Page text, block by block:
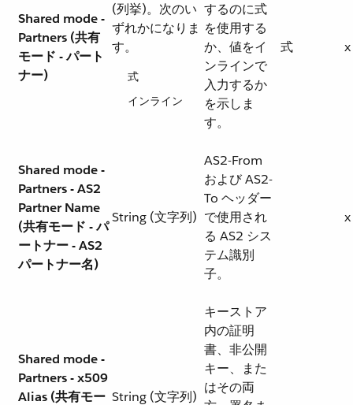
Shared mode -
Partners (共有
モード - パート
ナー)
(列挙)。次のい
ずれかになりま
す。
式
インライン
するのに式
を使用する
か、値をイ
ンラインで
入力するか
を示しま
す。
式 x
Shared mode -
Partners - AS2
Partner Name
(共有モード - パ
ートナー - AS2
パートナー名)
String (文字列)
AS2-From
および AS2-
To ヘッダー
で使用され
る AS2 シス
テム識別
子。
x
Shared mode -
Partners - x509
Alias (共有モー String (文字列)
キーストア
内の証明
書、非公開
キー、また
はその両